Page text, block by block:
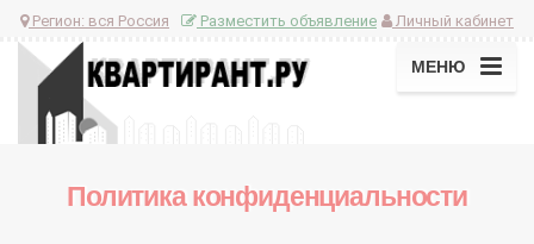
Регион: вся Россия Личный кабинет
Разместить объявление
МЕНЮ
Политика конфиденциальности